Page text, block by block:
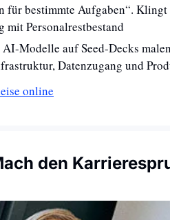
für bestimmte Aufgaben“. Klingt
Personalrestbestand
Modelle auf Seed-Decks
Datenzugang und
online
den